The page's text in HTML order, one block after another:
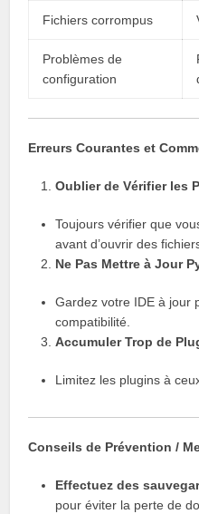
Fichiers corrompus
Problèmes de
configuration
Erreurs Courantes et
Oublier de Vérifier les
Toujours vérifier que
avant d’ouvrir des
Ne Pas Mettre à Jour
Gardez votre IDE à jour
compatibilité.
Accumuler Trop de
Limitez les plugins à
Conseils de Prévention /
Effectuez des
pour éviter la perte de